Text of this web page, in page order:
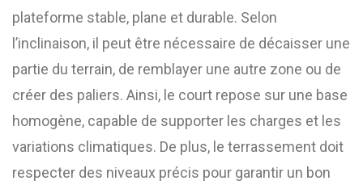
plateforme stable, plane et durable. Selon
l’inclinaison, il peut être nécessaire de décaisser une
partie du terrain, de remblayer une autre zone ou de
créer des paliers. Ainsi, le court repose sur une base
homogène, capable de supporter les charges et les
variations climatiques. De plus, le terrassement doit
respecter des niveaux précis pour garantir un bon